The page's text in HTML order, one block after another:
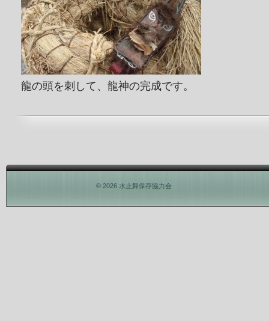
龍の頭を刺して、龍神の完成です。
© 2026 水止舞保存協力会